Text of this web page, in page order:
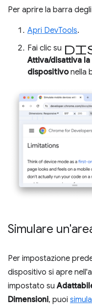
Per aprire la barra
Apri DevTools.
Fai clic su
Attiva/disattiva
dispositivonella
Simulare
Per impostazione
dispositivo si apre
impostato su
Dimensioni, puoi